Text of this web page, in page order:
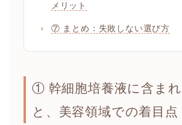
メリット
⑦ まとめ：失敗しない選び方
① 幹細胞培養液に含ま
と、美容領域での着目点